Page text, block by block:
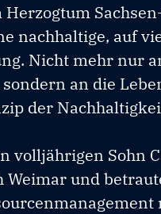
nachhaltige, auf
Nicht mehr nur
an die
der
volljährigen Sohn
Weimar und